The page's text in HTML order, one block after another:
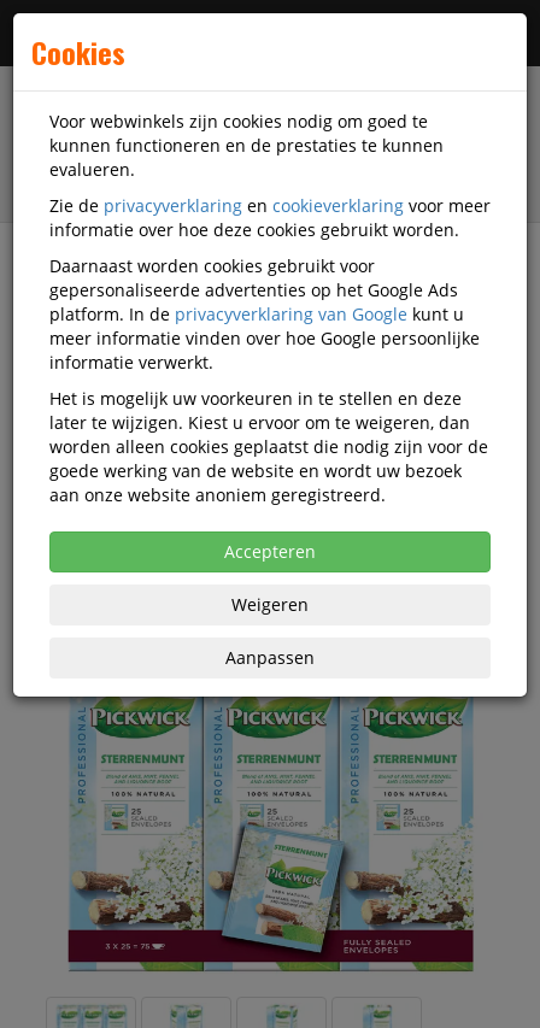
filter
Facilitaire artikelen Catering-artikelen
Thee
Pickwick
Q890382
Thee Pickwick Sterrenmunt 25
Zakjes Van 2Gr
Korting vanaf aankoop 9 eenheden, zieprijsoverzicht
Cookies
Voor webwinkels zijn cookies nodig om goed te
kunnen functioneren en de prestaties te kunnen
evalueren.
Zie de privacyverklaring en cookieverklaring voor meer
informatie over hoe deze cookies gebruikt worden.
Daarnaast worden cookies gebruikt voor
gepersonaliseerde advertenties op het Google Ads
platform. In de privacyverklaring van Google kunt u
meer informatie vinden over hoe Google persoonlijke
informatie verwerkt.
Het is mogelijk uw voorkeuren in te stellen en deze
later te wijzigen. Kiest u ervoor om te weigeren, dan
worden alleen cookies geplaatst die nodig zijn voor de
goede werking van de website en wordt uw bezoek
aan onze website anoniem geregistreerd.
Accepteren
Weigeren
Aanpassen